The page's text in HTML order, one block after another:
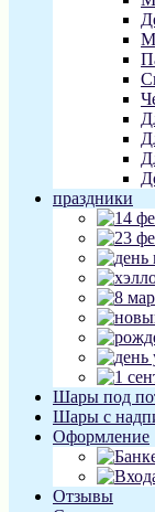
праздники
Шары под
Шары с
Оформление
Отзывы